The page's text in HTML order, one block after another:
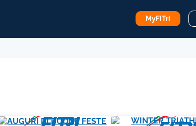
MyFITri